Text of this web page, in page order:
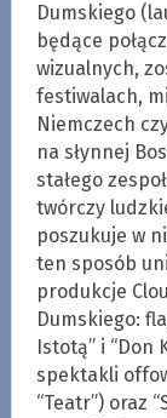
Dumskiego
będące
wizualnych,
festiwalach,
Niemczech
na słynnej
stałego
twórczy
poszukuje w
ten sposób
produkcje
Dumskiego:
Istotą” i
spektakli
“Teatr”) oraz